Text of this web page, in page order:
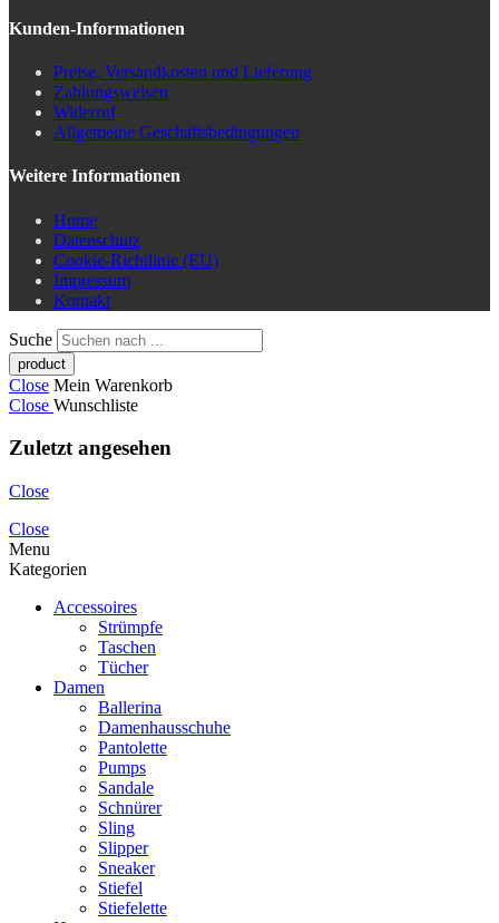
Kunden-Informationen
Preise, Versandkosten und Lieferung
Zahlungsweisen
Widerruf
Allgemeine Geschäftsbedingungen
Weitere Informationen
Home
Datenschutz
Cookie-Richtlinie (EU)
Impressum
Kontakt
Suche
Close Mein Warenkorb
Close Wunschliste
Zuletzt angesehen
Close
Close
Menu
Kategorien
Accessoires
Strümpfe
Taschen
Tücher
Damen
Ballerina
Damenhausschuhe
Pantolette
Pumps
Sandale
Schnürer
Sling
Slipper
Sneaker
Stiefel
Stiefelette